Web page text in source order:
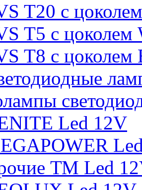
T20 с
T5 с цоколем
T8 с цоколем
Led 12V
ТМ Led